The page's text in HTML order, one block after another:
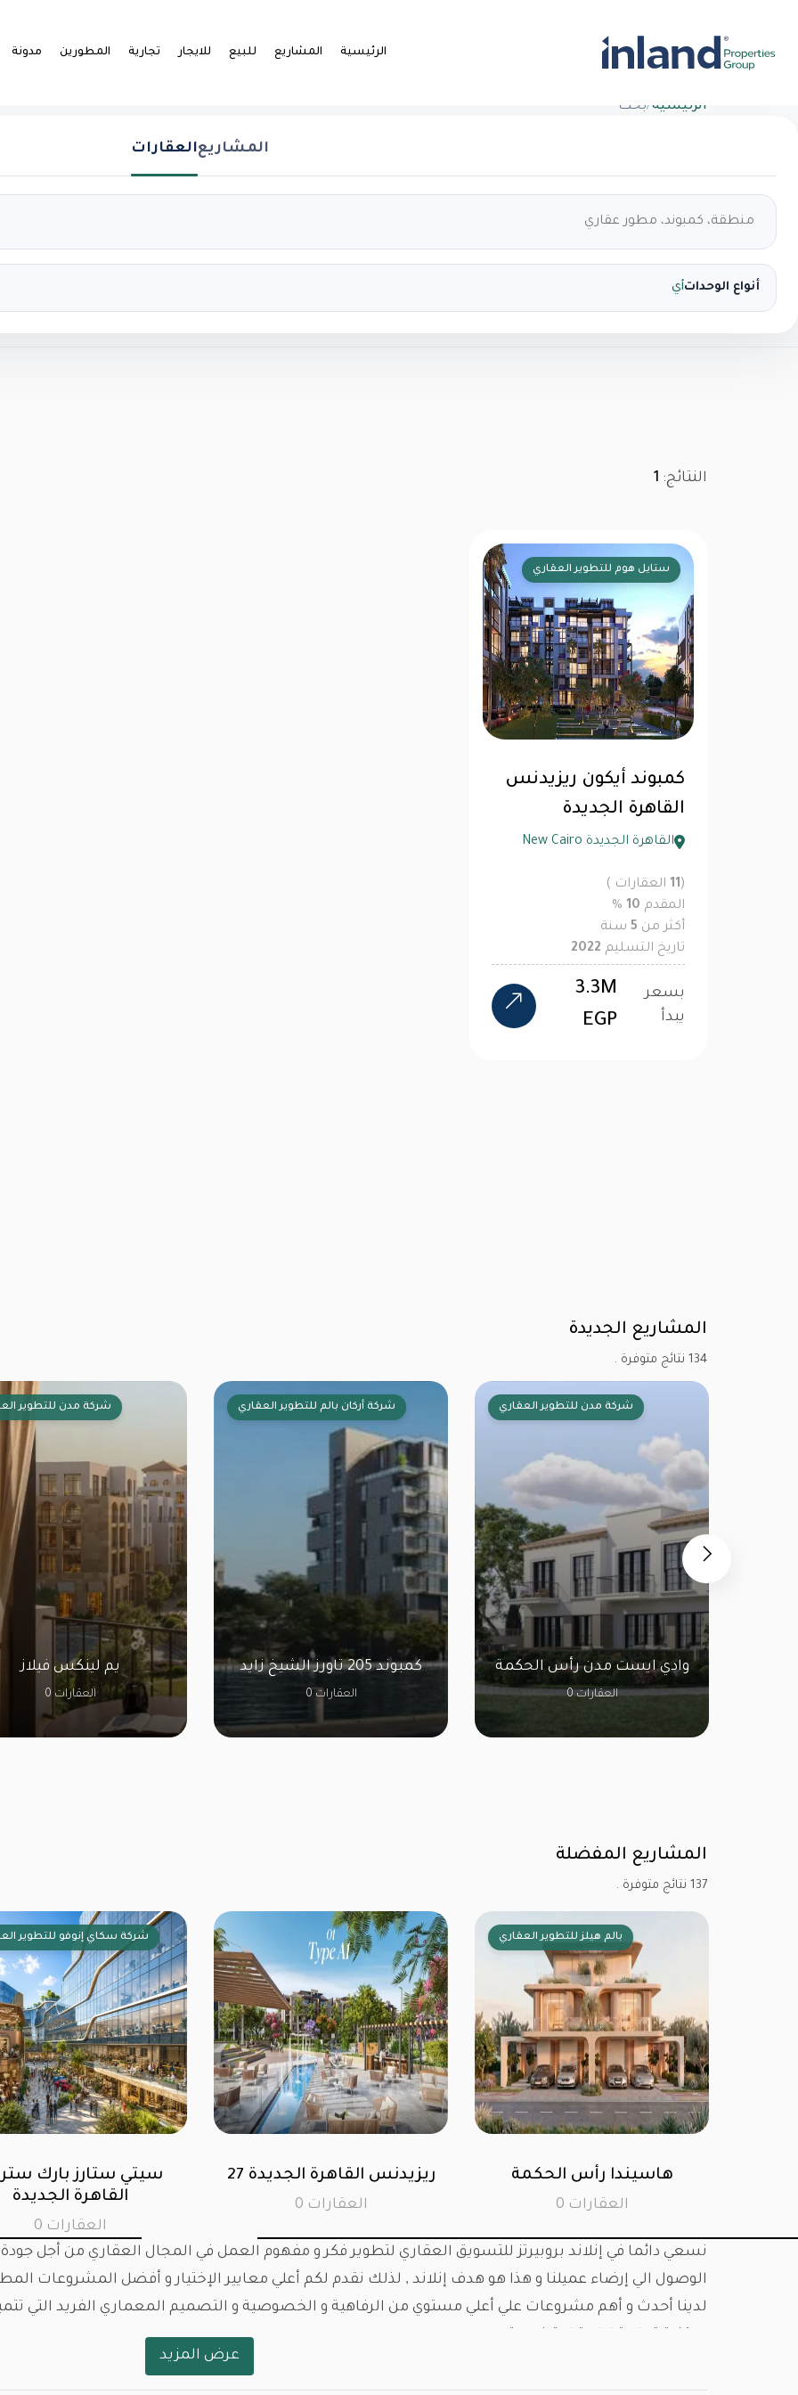
الرئيسية المشاريع للبيع للايجار تجارية المطورين مدونة
الرئيسية/بحث
المشاريعالعقارات
أنواع الوحداتأي
النتائج: 1
ستايل هوم للتطوير العقاري
كمبوند أيكون ريزيدنس
القاهرة الجديدة
القاهرة الجديدة New Cairo
(
11 العقارات )
المقدم 10
%
أكثر من 5 سنة
تاريخ التسليم 2022
بسعر
يبدأ
3.3M
EGP
المشاريع الجديدة
134 نتائج متوفرة .
شركة أركان بالم للتطوير العقاري
كمبوند 205 تاورز الشيخ زايد
0 العقارات
شركة مدن للتطوير العقاري
وادي ايست مدن رأس الحكمة
شركة سكاي إنوفو للتطوير العقاري
سيتي ستارز بارك ستريت
القاهرة الجديدة
0 العقارات
المشاريع المفضلة
137 نتائج متوفرة .
27 ريزيدنس القاهرة الجديدة
0 العقارات
بالم هيلز للتطوير العقاري
هاسيندا رأس الحكمة
بالم هيلز للتطوير العقاري
97 هيلز القاهرة الجديدة
نسعي دائما في إنلاند بروبيرتز للتسويق العقاري لتطوير فكر و مفهوم العمل في المجال العقاري من أجل
الوصول الي إرضاء عميلنا و هذا هو هدف إنلاند , لذلك نقدم لكم أعلي معايير الإختيار و أفضل المشروعات
لدينا أحدث و أهم مشروعات علي أعلي مستوي من الرفاهية و الخصوصية و التصميم المعماري الفريد التي
و في هذا الإطار تقوم الدولة بجهود كبيرة للنهوض بالخطة الإقتصادية و التنمية العقارية لإقامة أكبر
عرض المزيد